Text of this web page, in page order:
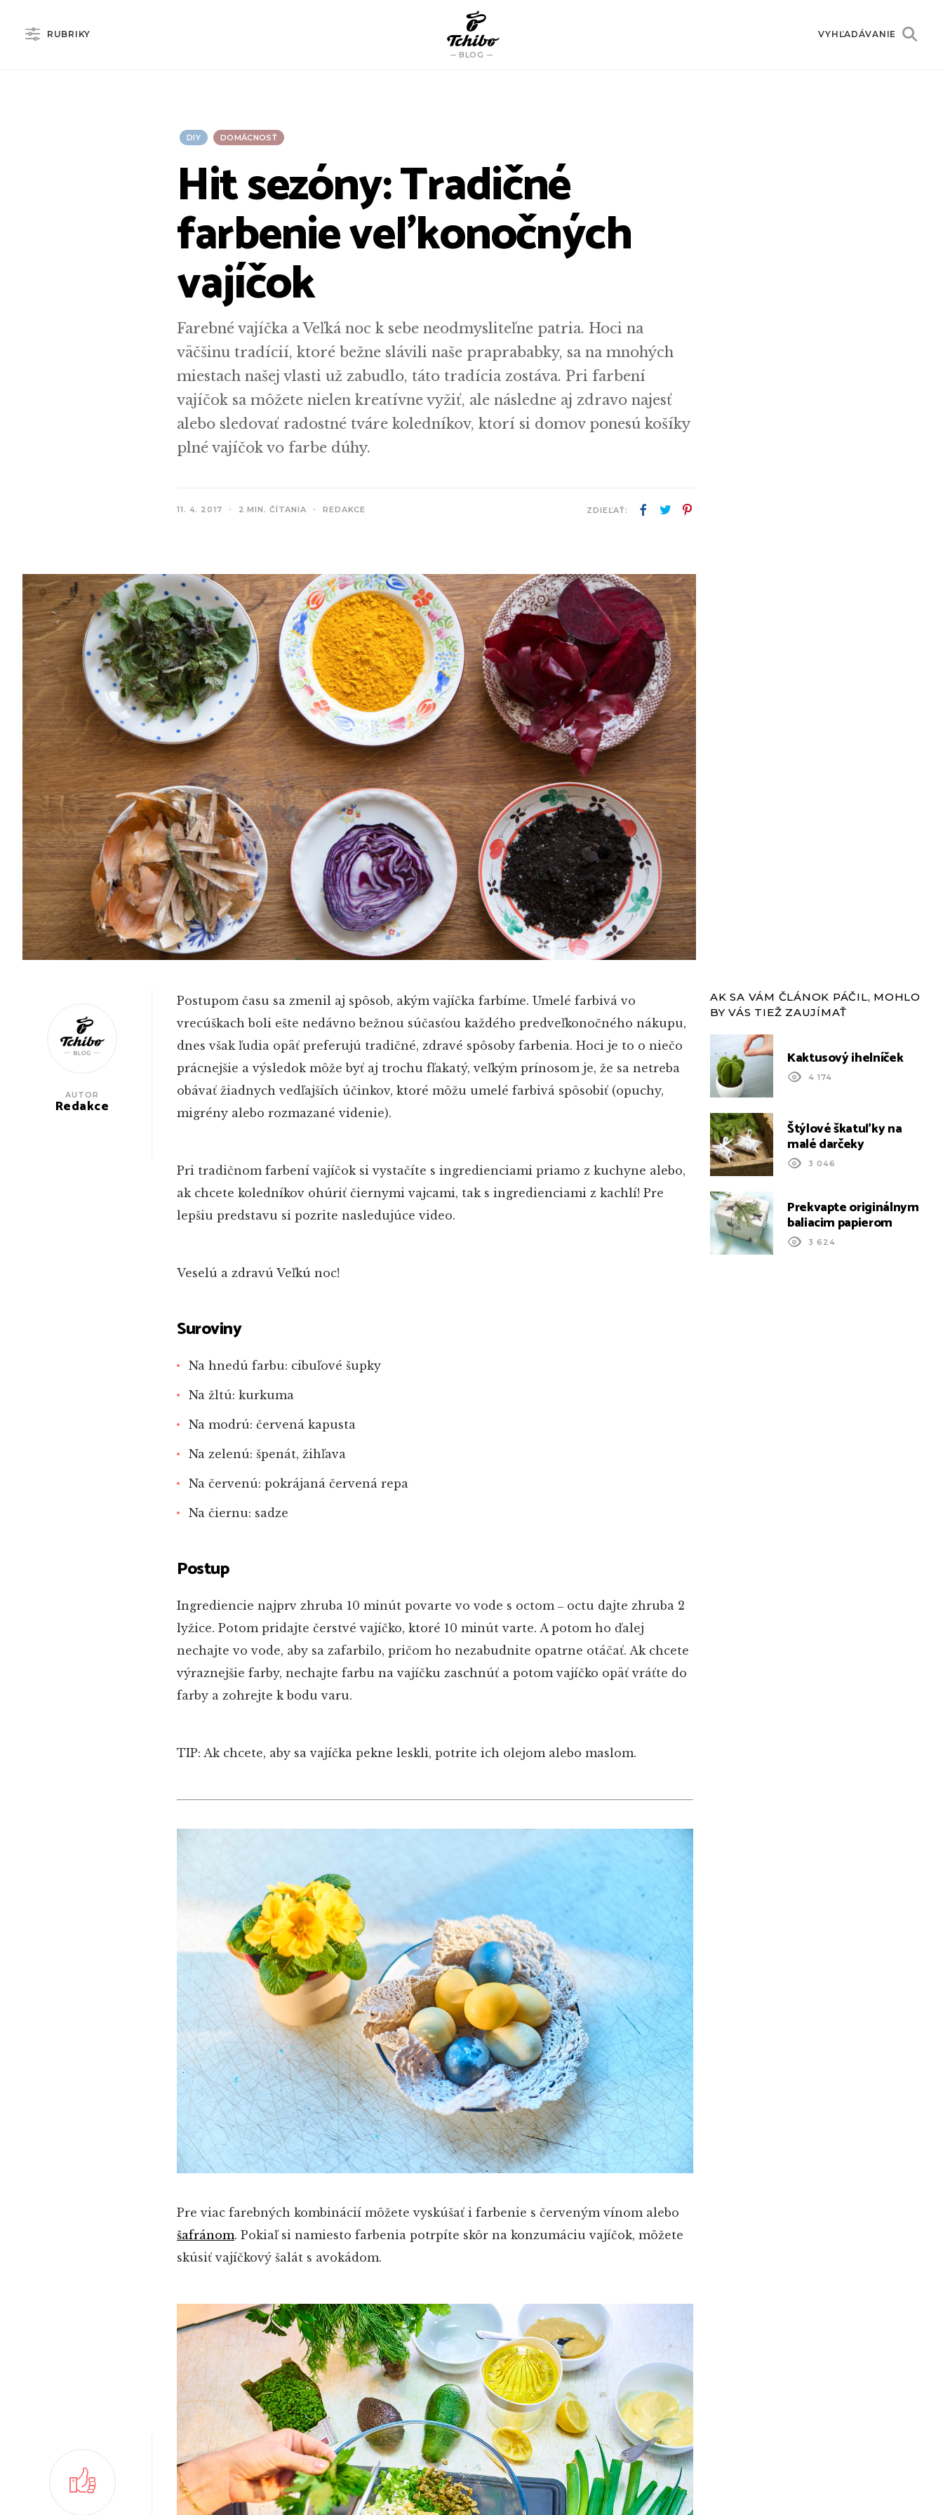
RUBRIKY
BLOG
VYHĽADÁVANIE
DIY DOMÁCNOSŤ
Hit sezóny: Tradičné
farbenie veľkonočných
vajíčok
Farebné vajíčka a Veľká noc k sebe neodmysliteľne patria. Hoci na
väčšinu tradícií, ktoré bežne slávili naše praprababky, sa na mnohých
miestach našej vlasti už zabudlo, táto tradícia zostáva. Pri farbení
vajíčok sa môžete nielen kreatívne vyžiť, ale následne aj zdravo najesť
alebo sledovať radostné tváre koledníkov, ktorí si domov ponesú košíky
plné vajíčok vo farbe dúhy.
11. 4. 2017 2 MIN. ČÍTANIA REDAKCE ZDIEĽAŤ:
AUTOR
Redakce
Postupom času sa zmenil aj spôsob, akým vajíčka farbíme. Umelé farbivá vo
vrecúškach boli ešte nedávno bežnou súčasťou každého predveľkonočného nákupu,
dnes však ľudia opäť preferujú tradičné, zdravé spôsoby farbenia. Hoci je to o niečo
prácnejšie a výsledok môže byť aj trochu fľakatý, veľkým prínosom je, že sa netreba
obávať žiadnych vedľajších účinkov, ktoré môžu umelé farbivá spôsobiť (opuchy,
migrény alebo rozmazané videnie).
Pri tradičnom farbení vajíčok si vystačíte s ingredienciami priamo z kuchyne alebo,
ak chcete koledníkov ohúriť čiernymi vajcami, tak s ingredienciami z kachlí! Pre
lepšiu predstavu si pozrite nasledujúce video.
Veselú a zdravú Veľkú noc!
Suroviny
Na hnedú farbu: cibuľové šupky
Na žltú: kurkuma
Na modrú: červená kapusta
Na zelenú: špenát, žihľava
Na červenú: pokrájaná červená repa
Na čiernu: sadze
Postup
Ingrediencie najprv zhruba 10 minút povarte vo vode s octom ‒ octu dajte zhruba 2
lyžice. Potom pridajte čerstvé vajíčko, ktoré 10 minút varte. A potom ho ďalej
nechajte vo vode, aby sa zafarbilo, pričom ho nezabudnite opatrne otáčať. Ak chcete
výraznejšie farby, nechajte farbu na vajíčku zaschnúť a potom vajíčko opäť vráťte do
farby a zohrejte k bodu varu.
TIP: Ak chcete, aby sa vajíčka pekne leskli, potrite ich olejom alebo maslom.
Pre viac farebných kombinácií môžete vyskúšať i farbenie s červeným vínom alebo
šafránom. Pokiaľ si namiesto farbenia potrpíte skôr na konzumáciu vajíčok, môžete
skúsiť vajíčkový šalát s avokádom.
AK SA VÁM ČLÁNOK PÁČIL, MOHLO
BY VÁS TIEŽ ZAUJÍMAŤ
Kaktusový ihelníček
4 174
Štýlové škatuľky na
malé darčeky
3 046
Prekvapte originálnym
baliacim papierom
3 624